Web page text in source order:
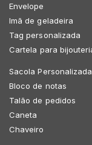
Envelope
Imã de geladeira
Tag personalizada
Cartela para
Sacola Personalizada
Bloco de notas
Talão de pedidos
Caneta
Chaveiro